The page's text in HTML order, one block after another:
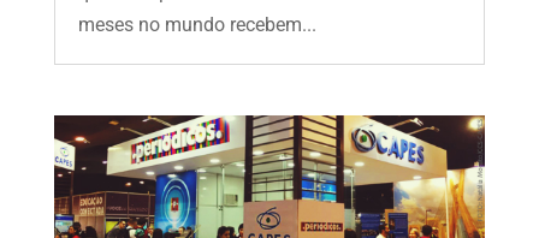
meses no mundo recebem...